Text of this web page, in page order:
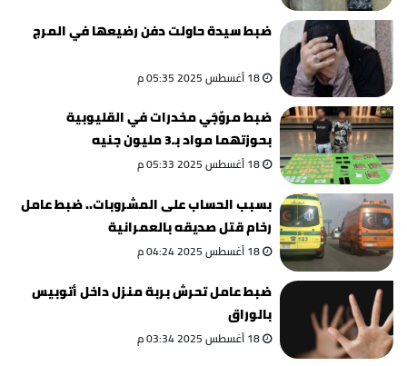
ضبط سيدة حاولت دفن رضيعها في المرج
18 أغسطس 2025 05:35 م
ضبط مروّجَي مخدرات في القليوبية
بحوزتهما مواد بـ3 مليون جنيه
18 أغسطس 2025 05:33 م
بسبب الحساب على المشروبات.. ضبط عامل
رخام قتل صديقه بالعمرانية
18 أغسطس 2025 04:24 م
ضبط عامل تحرش بربة منزل داخل أتوبيس
بالوراق
18 أغسطس 2025 03:34 م